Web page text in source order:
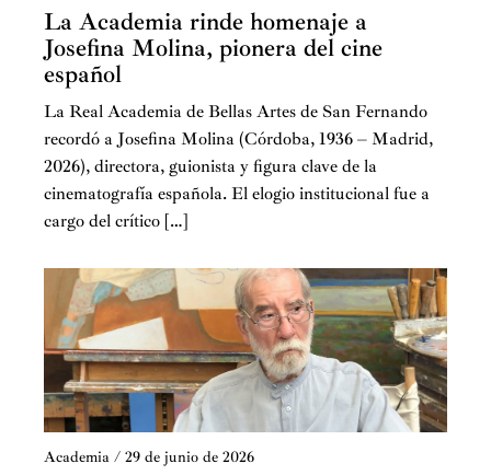
La Academia rinde homenaje a
Josefina Molina, pionera del cine
español
La Real Academia de Bellas Artes de San Fernando
recordó a Josefina Molina (Córdoba, 1936 – Madrid,
2026), directora, guionista y figura clave de la
cinematografía española. El elogio institucional fue a
cargo del crítico […]
Academia / 29 de junio de 2026